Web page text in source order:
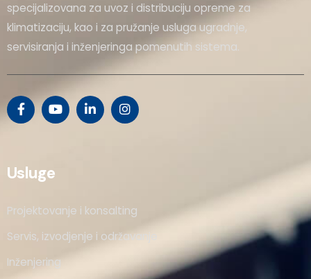
specijalizovana za uvoz i distribuciju opreme za
klimatizaciju, kao i za pružanje usluga ugradnje,
servisiranja i inženjeringa pomenutih sistema.
Usluge
Projektovanje i konsalting
Servis, izvodjenje i održavanje
Inženjering